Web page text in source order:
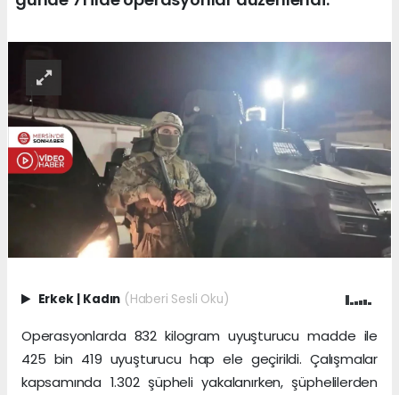
Erkek Kadın (Haberi Sesli Oku)
Operasyonlarda 832 kilogram uyuşturucu madde ile
425 bin 419 uyuşturucu hap ele geçirildi. Çalışmalar
kapsamında 1.302 şüpheli yakalanırken, şüphelilerden